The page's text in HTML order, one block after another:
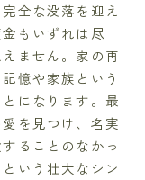
全な没落を迎え
もいずれは尽
ません。家の再
憶や家族という
になります。最
を見つけ、名実
ることのなかっ
いう壮大なシン